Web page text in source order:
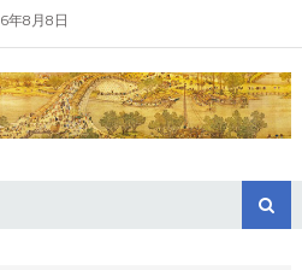
年8月8日